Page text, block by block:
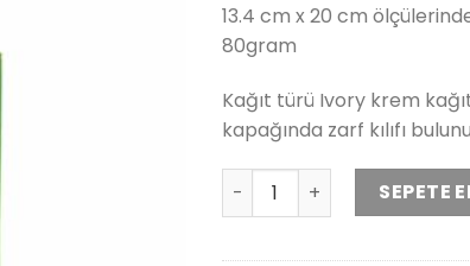
13.4 cm x 20 cm
80gram
Kağıt türü Ivory krem
kapağında zarf kılıfı
Kea Tarihsiz Yeşil Ajanda
SEPETE